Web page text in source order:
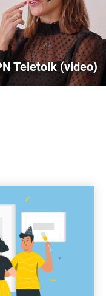
Teletolk (video)